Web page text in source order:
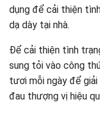
dụng để cải thiện
dạ dày tại nhà.
Để cải thiện tình
sung tỏi vào công
tươi mỗi ngày để
đau thượng vị hiệu